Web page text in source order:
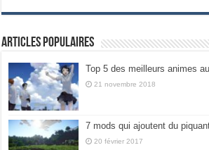
Articles populaires
Top 5 des meilleurs animes
21 novembre 2018
7 mods qui ajoutent du
20 février 2017